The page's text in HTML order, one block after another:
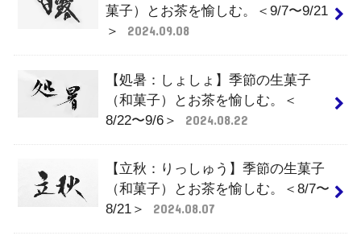
菓子）とお茶を愉しむ。＜9/7〜9/21
＞
2024.09.08
【処暑：しょしょ】季節の生菓子
（和菓子）とお茶を愉しむ。＜
8/22〜9/6＞
2024.08.22
【立秋：りっしゅう】季節の生菓子
（和菓子）とお茶を愉しむ。＜8/7〜
8/21＞
2024.08.07